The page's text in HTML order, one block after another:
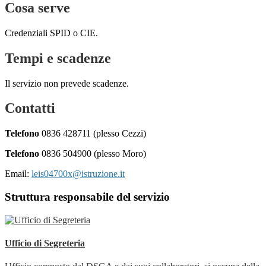
Cosa serve
Credenziali SPID o CIE.
Tempi e scadenze
Il servizio non prevede scadenze.
Contatti
Telefono 0836 428711 (plesso Cezzi)
Telefono 0836 504900 (plesso Moro)
Email: leis04700x@istruzione.it
Struttura responsabile del servizio
Ufficio di Segreteria